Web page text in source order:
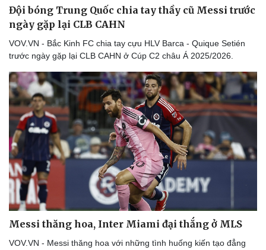
Đội bóng Trung Quốc chia tay thầy cũ Messi trước
ngày gặp lại CLB CAHN
VOV.VN - Bắc Kinh FC chia tay cựu HLV Barca - Quique Setién
trước ngày gặp lại CLB CAHN ở Cúp C2 châu Á 2025/2026.
Messi thăng hoa, Inter Miami đại thắng ở MLS
VOV.VN - Messi thăng hoa với những tình huống kiến tạo đẳng